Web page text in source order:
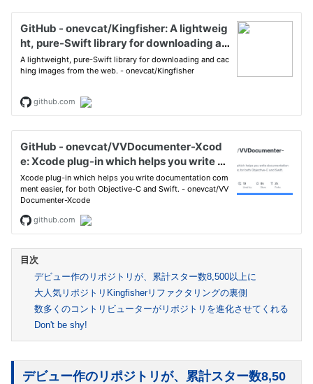
デビュー作のリポジトリが、累計スター数8,500以上に
大人気リポジトリKingfisherリファクタリングの裏側
数多くのコントリビューターがリポジトリを進化させてくれる
Don't be shy!
デビュー作のリポジトリが、累計スター数8,50